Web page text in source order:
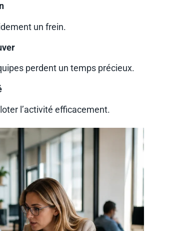
un frein.
perdent un temps précieux.
l’activité efficacement.